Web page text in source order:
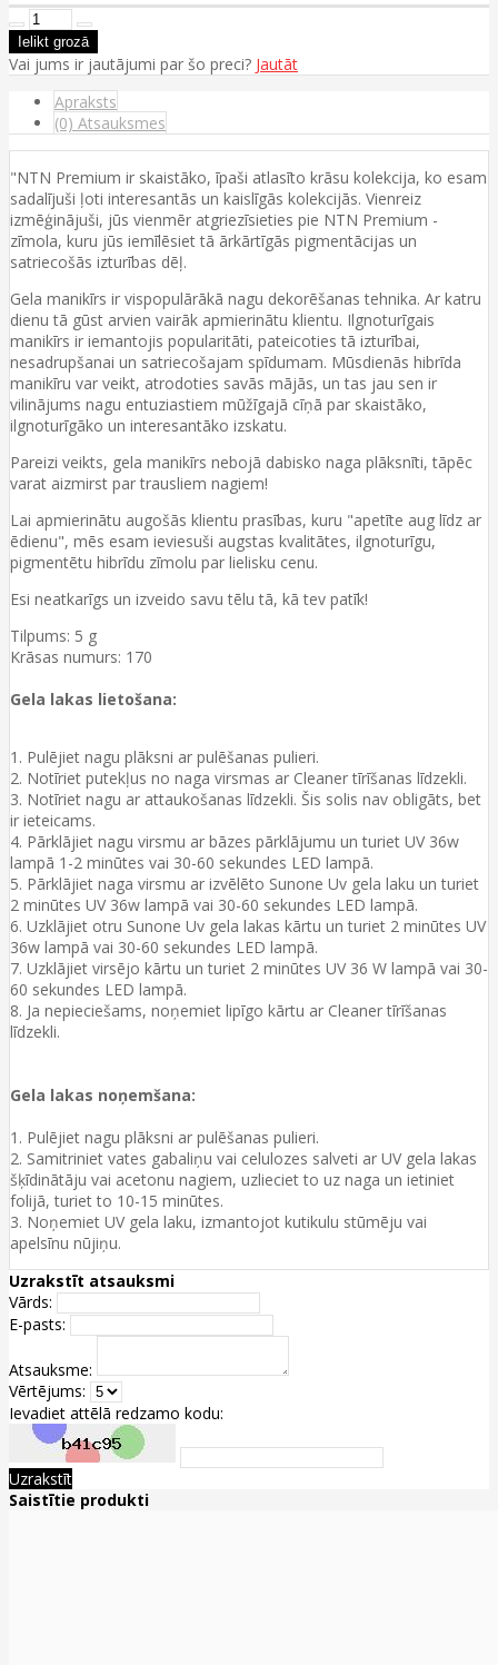
Vai jums ir jautājumi par šo preci? Jautāt
Apraksts
(0) Atsauksmes
"NTN Premium ir skaistāko, īpaši atlasīto krāsu kolekcija, ko esam
sadalījuši ļoti interesantās un kaislīgās kolekcijās. Vienreiz
izmēģinājuši, jūs vienmēr atgriezīsieties pie NTN Premium -
zīmola, kuru jūs iemīlēsiet tā ārkārtīgās pigmentācijas un
satriecošās izturības dēļ.
Gela manikīrs ir vispopulārākā nagu dekorēšanas tehnika. Ar katru
dienu tā gūst arvien vairāk apmierinātu klientu. Ilgnoturīgais
manikīrs ir iemantojis popularitāti, pateicoties tā izturībai,
nesadrupšanai un satriecošajam spīdumam. Mūsdienās hibrīda
manikīru var veikt, atrodoties savās mājās, un tas jau sen ir
vilinājums nagu entuziastiem mūžīgajā cīņā par skaistāko,
ilgnoturīgāko un interesantāko izskatu.
Pareizi veikts, gela manikīrs nebojā dabisko naga plāksnīti, tāpēc
varat aizmirst par trausliem nagiem!
Lai apmierinātu augošās klientu prasības, kuru "apetīte aug līdz ar
ēdienu", mēs esam ieviesuši augstas kvalitātes, ilgnoturīgu,
pigmentētu hibrīdu zīmolu par lielisku cenu.
Esi neatkarīgs un izveido savu tēlu tā, kā tev patīk!
Tilpums: 5 g
Krāsas numurs: 170
Gela lakas lietošana:
1. Pulējiet nagu plāksni ar pulēšanas pulieri.
2. Notīriet putekļus no naga virsmas ar Cleaner tīrīšanas līdzekli.
3. Notīriet nagu ar attaukošanas līdzekli. Šis solis nav obligāts, bet
ir ieteicams.
4. Pārklājiet nagu virsmu ar bāzes pārklājumu un turiet UV 36w
lampā 1-2 minūtes vai 30-60 sekundes LED lampā.
5. Pārklājiet naga virsmu ar izvēlēto Sunone Uv gela laku un turiet
2 minūtes UV 36w lampā vai 30-60 sekundes LED lampā.
6. Uzklājiet otru Sunone Uv gela lakas kārtu un turiet 2 minūtes UV
36w lampā vai 30-60 sekundes LED lampā.
7. Uzklājiet virsējo kārtu un turiet 2 minūtes UV 36 W lampā vai 30-
60 sekundes LED lampā.
8. Ja nepieciešams, noņemiet lipīgo kārtu ar Cleaner tīrīšanas
līdzekli.
Gela lakas noņemšana:
1. Pulējiet nagu plāksni ar pulēšanas pulieri.
2. Samitriniet vates gabaliņu vai celulozes salveti ar UV gela lakas
šķīdinātāju vai acetonu nagiem, uzlieciet to uz naga un ietiniet
folijā, turiet to 10-15 minūtes.
3. Noņemiet UV gela laku, izmantojot kutikulu stūmēju vai
apelsīnu nūjiņu.
Uzrakstīt atsauksmi
Vārds:
E-pasts:
Atsauksme:
Vērtējums:
Ievadiet attēlā redzamo kodu:
Uzrakstīt
Saistītie produkti